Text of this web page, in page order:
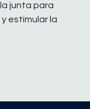
junta para
estimular la